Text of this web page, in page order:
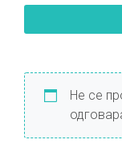
Не се